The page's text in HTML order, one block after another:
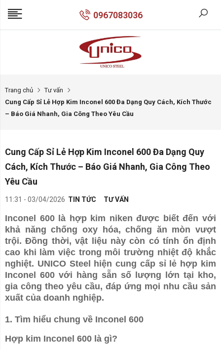
0967083036
Trang chủ
Tư vấn
Cung Cấp Sỉ Lẻ Hợp Kim Inconel 600 Đa Dạng Quy Cách, Kích Thước
– Báo Giá Nhanh, Gia Công Theo Yêu Cầu
Cung Cấp Sỉ Lẻ Hợp Kim Inconel 600 Đa Dạng Quy
Cách, Kích Thước – Báo Giá Nhanh, Gia Công Theo
Yêu Cầu
11:31 - 03/04/2026 TIN TỨC TƯ VẤN
Inconel 600 là hợp kim niken được biết đến với
khả năng chống oxy hóa, chống ăn mòn vượt
trội. Đồng thời, vật liệu này còn có tính ổn định
cao khi làm việc trong môi trường nhiệt độ khắc
nghiệt. UNICO Steel hiện cung cấp sỉ lẻ hợp kim
Inconel 600 với hàng sẵn số lượng lớn tại kho,
gia công theo yêu cầu, đáp ứng mọi nhu cầu sản
xuất của doanh nghiệp.
1. Tìm hiểu chung về Inconel 600
Hợp kim Inconel 600 là gì?